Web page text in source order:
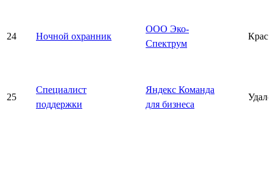
24 Ночной охранник
ООО Эко-
Спектрум
25
Специалист
поддержки
Яндекс Команда
для бизнеса